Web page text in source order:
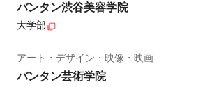
バンタン渋谷美容学院
大学部
アート・デザイン・映像・映画
バンタン芸術学院